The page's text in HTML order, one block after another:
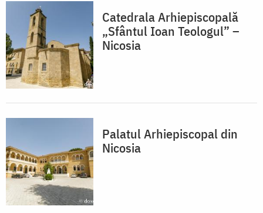
Catedrala Arhiepiscopală
„Sfântul Ioan Teologul” –
Nicosia
Palatul Arhiepiscopal din
Nicosia